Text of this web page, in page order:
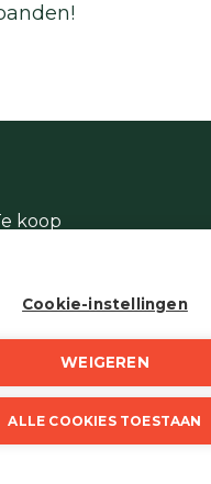
koop
Stukje geschiedenis
via NV AXA
Cookie-instellingen
WEIGEREN
ALLE COOKIES TOESTAAN